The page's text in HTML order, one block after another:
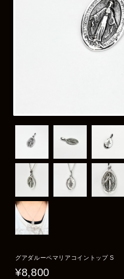
グアダルーペマリアコイントップ S
¥8,800